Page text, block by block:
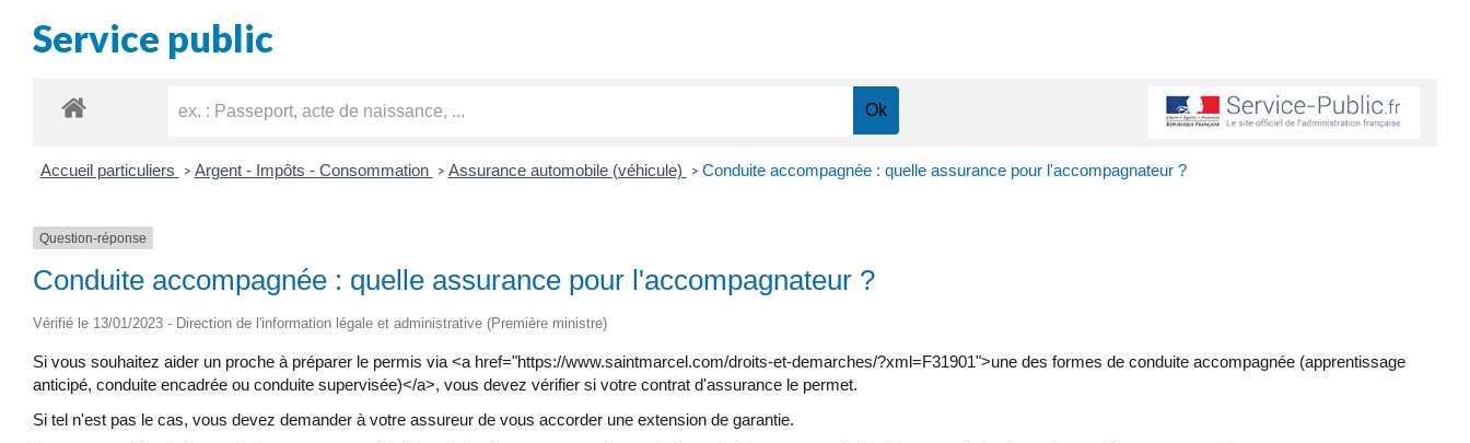
Service public
Accueil particuliers > Argent - Impôts - Consommation > Assurance automobile (véhicule) > Conduite accompagnée : quelle assurance pour l'accompagnateur ?
Question-réponse
Conduite accompagnée : quelle assurance pour l'accompagnateur ?
Vérifié le 13/01/2023 - Direction de l'information légale et administrative (Première ministre)
Si vous souhaitez aider un proche à préparer le permis via <a href="https://www.saintmarcel.com/droits-et-demarches/?xml=F31901">une des formes de conduite accompagnée (apprentissage
anticipé, conduite encadrée ou conduite supervisée)</a>, vous devez vérifier si votre contrat d'assurance le permet.
Si tel n'est pas le cas, vous devez demander à votre assureur de vous accorder une extension de garantie.